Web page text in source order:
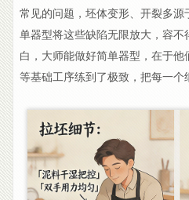
常见的问题，坯体变形、开裂多
单器型将这些缺陷无限放大，容不
白，大师能做好简单器型，在于他
等基础工序练到了极致，把每一个